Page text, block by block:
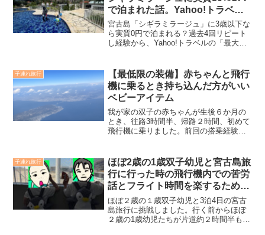
で泊まれた話。Yahoo!トラベル
が最強すぎる件
宮古島「シギラミラージュ」に3歳以下な
ら実質0円で泊まれる？過去4回リピート
し経験から、Yahoo!トラベルの「最大
えします。まさかのハイシーズンでジュ
ニアスイートで10万円も差がでるかもし
れません。
子連れ旅行
【最低限の装備】赤ちゃんと飛行
機に乗るとき持ち込んだ方がいい
ベビーアイテム
我が家の双子の赤ちゃんが生後６か月の
とき、往路3時間半、帰路２時間、初めて
飛行機に乗りました。前回の搭乗経験か
赤ちゃんと飛行機に搭乗するという方
は、この記事を読めば飛行機に持ち込む
べきアイテムがわかると思います。なお
本記事はANAを前提としてます。他航空
会社が同じようなサービスと実施してい
るかは不明なため、ご了承ください。
子連れ旅行
ほぼ2歳の1歳双子幼児と宮古島旅
行に行った時の飛行機内での苦労
話とフライト時間を楽するための
方法
ほぼ２歳の１歳双子幼児と3泊4日の宮古
島旅行に挑戦しました。行く前からほぼ
２歳の1歳幼児たちが片道約２時間半も飛